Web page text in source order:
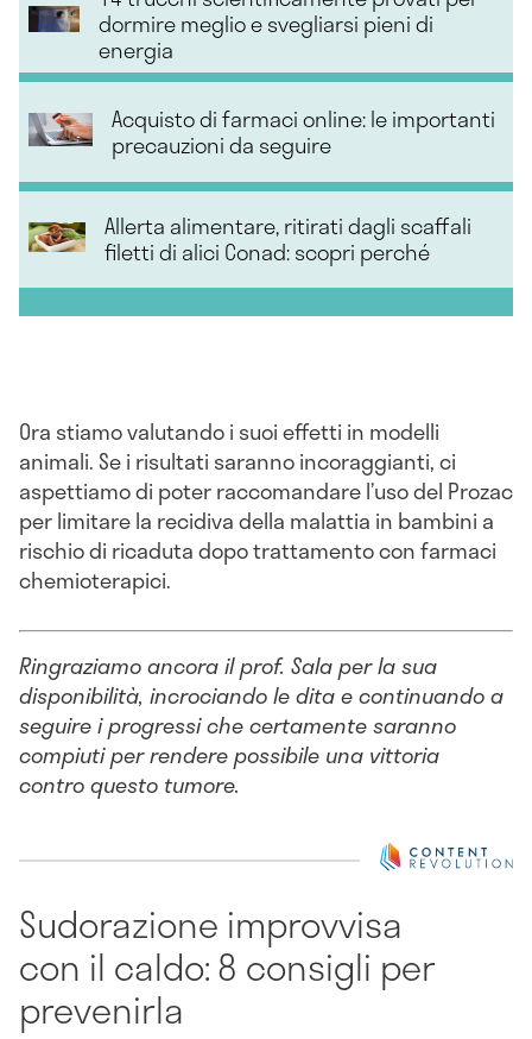
dormire meglio e svegliarsi pieni di
energia
Acquisto di farmaci online: le importanti
precauzioni da seguire
Allerta alimentare, ritirati dagli scaffali
filetti di alici Conad: scopri perché
Ora stiamo valutando i suoi effetti in modelli
animali. Se i risultati saranno incoraggianti, ci
aspettiamo di poter raccomandare l’uso del Prozac
per limitare la recidiva della malattia in bambini a
rischio di ricaduta dopo trattamento con farmaci
chemioterapici.
Ringraziamo ancora il prof. Sala per la sua
disponibilità, incrociando le dita e continuando a
seguire i progressi che certamente saranno
compiuti per rendere possibile una vittoria
contro questo tumore.
Sudorazione improvvisa
con il caldo: 8 consigli per
prevenirla